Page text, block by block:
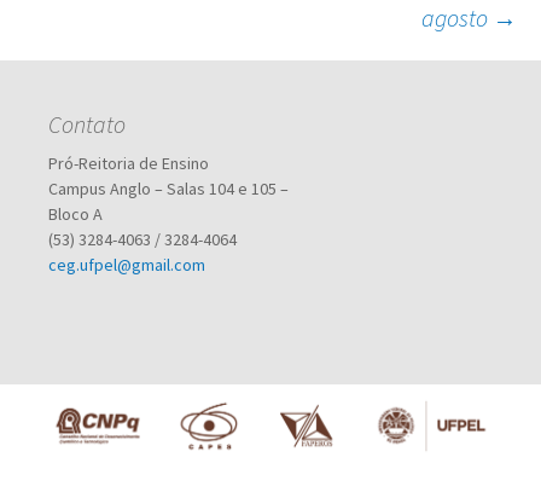
posts
agosto →
Contato
Pró-Reitoria de Ensino
Campus Anglo – Salas 104 e 105 –
Bloco A
(53) 3284-4063 / 3284-4064
ceg.ufpel@gmail.com